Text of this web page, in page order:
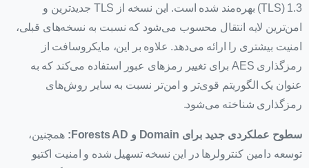
1.3 (TLS) بهره‌مند شده است. این نسخه از TLS جدیدترین و
امن‌ترین لایه انتقال محسوب می‌شود که نسبت به نسخه‌های قبلی،
امنیت بیشتری را ارائه می‌دهد. علاوه بر این، مایکروسافت از
رمزگذاری AES برای تغییر رمزهای عبور استفاده می‌کند که به
عنوان یک الگوریتم قوی‌تر و امن‌تر نسبت به سایر روش‌های
رمزگذاری شناخته می‌شود.
سطوح عملکردی جدید برای Domain و Forests AD:
همچنین،
توسعه دامین کنترولرها در این نسخه تسهیل شده و امنیت اکتیو